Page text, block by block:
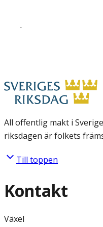
All offentlig makt i
riksdagen är folkets
Till toppen
Kontakt
Växel